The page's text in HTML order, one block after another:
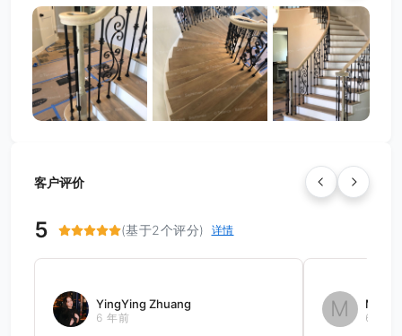
客户评价
5 (基于2个评分) 详情
YingYing Zhuang
6 年前 M Mike
6 年前